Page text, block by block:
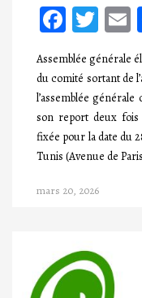
Assemblée générale
du comité sortant de
l’assemblée
son report deux fois
fixée pour la date du
Tunis (Avenue de
mars 20, 2026